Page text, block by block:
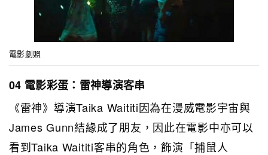
電影劇照
04 電影彩蛋：雷神導演客串
《雷神》導演Taika Waititi因為在漫威電影宇宙與
James Gunn結緣成了朋友，因此在電影中亦可以
看到Taika Waititi客串的角色，飾演「捕鼠人